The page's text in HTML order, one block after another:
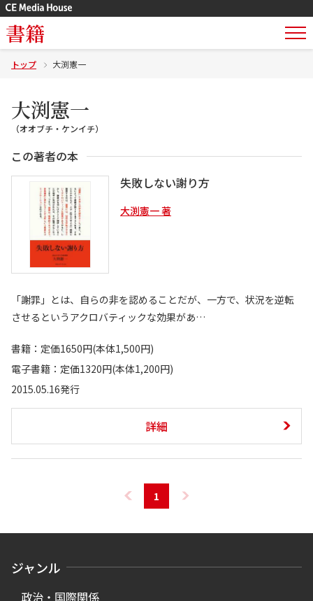
書籍
トップ 大渕憲一
大渕憲一
（オオブチ・ケンイチ）
この著者の本
失敗しない謝り方
大渕憲一 著
「謝罪」とは、自らの非を認めることだが、一方で、状況を逆転
させるというアクロバティックな効果があ…
書籍：定価1650円(本体1,500円)
電子書籍：定価1320円(本体1,200円)
2015.05.16発行
詳細
1
ジャンル
政治・国際関係